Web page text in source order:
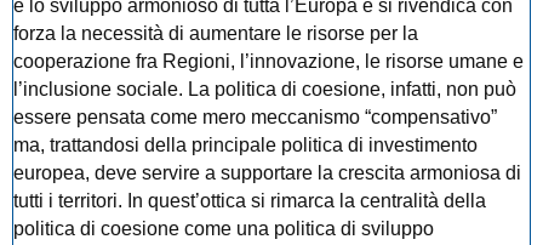
e lo sviluppo armonioso di tutta l’Europa e si rivendica con
forza la necessità di aumentare le risorse per la
cooperazione fra Regioni, l’innovazione, le risorse umane e
l’inclusione sociale. La politica di coesione, infatti, non può
essere pensata come mero meccanismo “compensativo”
ma, trattandosi della principale politica di investimento
europea, deve servire a supportare la crescita armoniosa di
tutti i territori. In quest’ottica si rimarca la centralità della
politica di coesione come una politica di sviluppo